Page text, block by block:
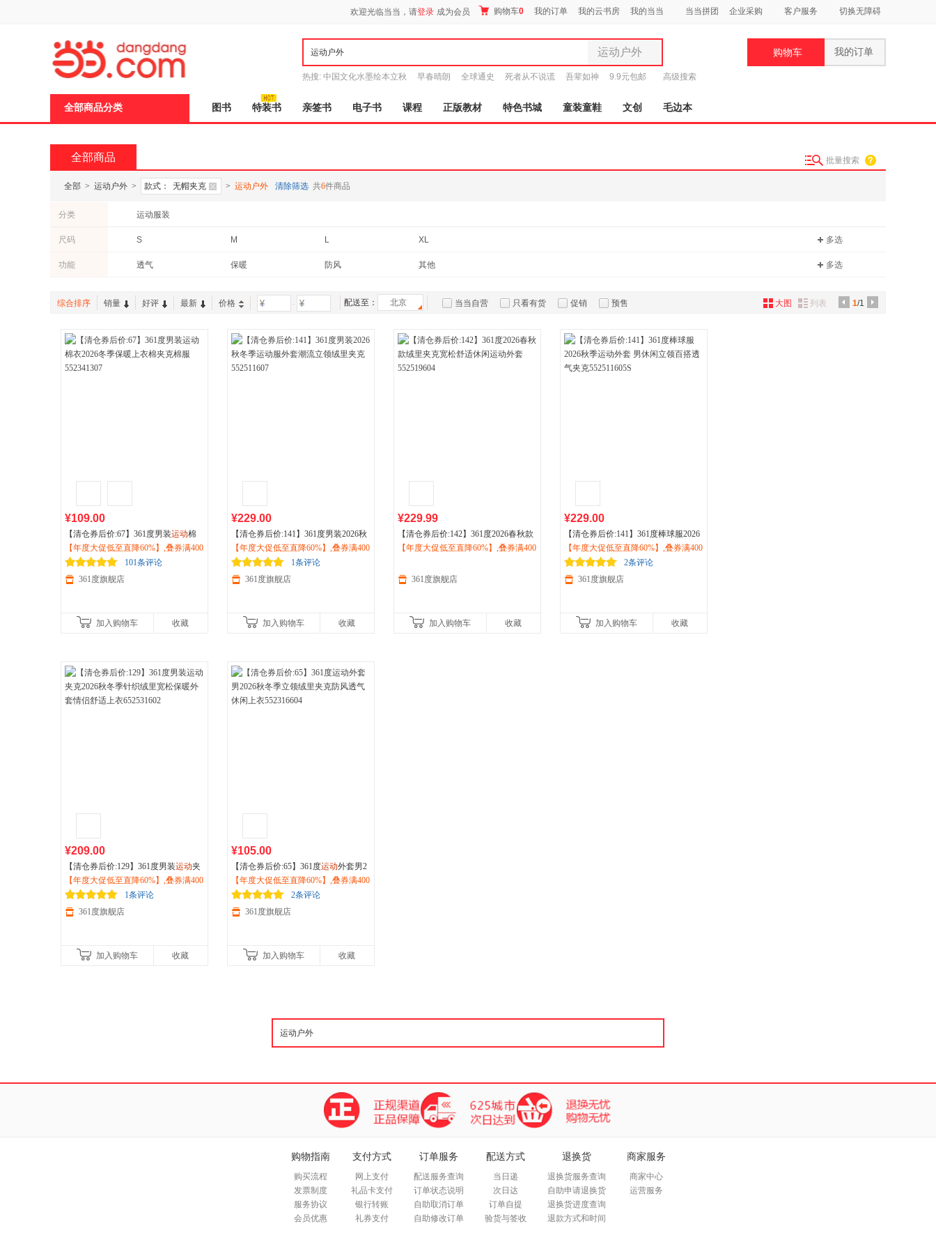
欢迎光临当当，请登录 成为会员 购物车0 我的订单 我的云书房 我的当当 当当拼团 企业采购 客户服务 切换无障碍
运动户外
全部分类
图书
电子书
时尚美妆
鞋
手表饰品
运动户外
热搜: 中国文化水墨绘本立秋 早春晴朗 全球通史 死者从不说谎 吾辈如神 9.9元包邮 高级搜索
购物车 我的订单
全部商品分类 图书 特装书 亲签书 电子书 课程 正版教材 特色书城 童装童鞋 文创 毛边本
全部商品 批量搜索
全部 > 运动户外 > 款式： 无帽夹克 > 运动户外 清除筛选 共6件商品
分类 运动服装
尺码 S M L XL 多选
功能 透气 保暖 防风 其他 多选
综合排序 销量 好评 最新 价格 - 配送至： 北京 当当自营 只看有货 促销 预售 1/1
大图 列表
¥109.00
【清仓券后价:67】361度男装运动棉
衣2026冬季保暖上衣棉夹克棉服55234
1307
【年度大促低至直降60%】,叠券满400
减150/600减230,立即抢购！
101条评论
361度旗舰店
加入购物车 收藏
¥229.00
【清仓券后价:141】361度男装2026秋
冬季运动服外套潮流立领绒里夹克552
511607
【年度大促低至直降60%】,叠券满400
减150/600减230,立即抢购！
1条评论
361度旗舰店
加入购物车 收藏
¥229.99
【清仓券后价:142】361度2026春秋款
绒里夹克宽松舒适休闲运动外套55251
【年度大促低至直降60%】,叠券满400
361度旗舰店
加入购物车 收藏
¥229.00
【清仓券后价:141】361度棒球服2026
秋季运动外套 男休闲立领百搭透气夹
克552511605S
【年度大促低至直降60%】,叠券满400
减150/600减230,立即抢购！
2条评论
361度旗舰店
加入购物车 收藏
¥209.00
【清仓券后价:129】361度男装运动夹
克2026秋冬季针织绒里宽松保暖外套
情侣舒适上衣652531602
【年度大促低至直降60%】,叠券满400
减150/600减230,立即抢购！
1条评论
361度旗舰店
加入购物车 收藏
¥105.00
【清仓券后价:65】361度运动外套男2
026秋冬季立领绒里夹克防风透气休闲
上衣552316604
【年度大促低至直降60%】,叠券满400
减150/600减230,立即抢购！
2条评论
361度旗舰店
加入购物车 收藏
页
购物指南
购买流程
发票制度
服务协议
会员优惠
支付方式
网上支付
礼品卡支付
银行转账
礼券支付
订单服务
配送服务查询
订单状态说明
自助取消订单
自助修改订单
配送方式
当日递
次日达
订单自提
验货与签收
退换货
退换货服务查询
自助申请退换货
退换货进度查询
退款方式和时间
商家服务
商家中心
运营服务